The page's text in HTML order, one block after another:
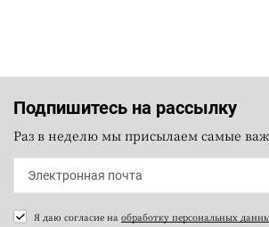
Подпишитесь на рассылку
Раз в неделю мы присылаем самые
Я даю согласие на обработку персональных